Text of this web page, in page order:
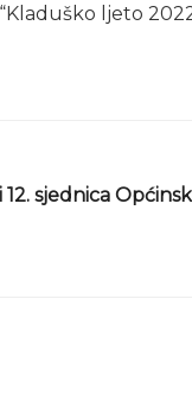
ljeto
12. sjednica